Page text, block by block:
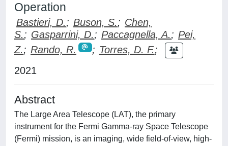
Operation
Bastieri, D.; Buson, S.; Chen,
S.; Gasparrini, D.; Paccagnella, A.; Pei,
Z.; Rando, R. ; Torres, D. F.;
2021
Abstract
The Large Area Telescope (LAT), the primary
instrument for the Fermi Gamma-ray Space Telescope
(Fermi) mission, is an imaging, wide field-of-view, high-